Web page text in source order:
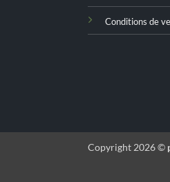
Conditions de
Copyright 2026 ©